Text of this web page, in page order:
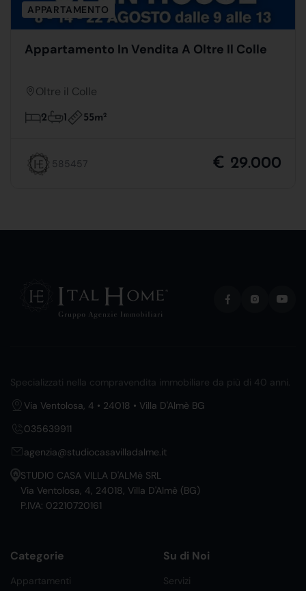
APPARTAMENTO
Appartamento In Vendita A Oltre Il Colle
Oltre il Colle
2 1 55m2
585457 € 29.000
Specializzati nella compravendita immobiliare da più di 40 anni.
Via Ventolosa, 4 • 24018 • Villa D'Almè BG
035639911
agenzia@studiocasavilladalme.it
STUDIO CASA VILLA D'ALMè SRL
Via Ventolosa, 4, 24018, Villa D'Almè (BG)
P.IVA: 02210720161
Categorie
Appartamenti
Su di Noi
Servizi